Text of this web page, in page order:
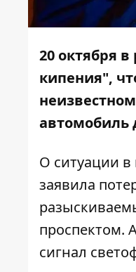
20 октября
кипения",
автомобиль
О ситуации
заявила
проспектом.
сигнал